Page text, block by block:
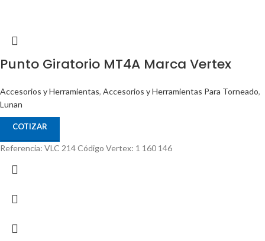
Punto Giratorio MT4A Marca Vertex
Accesorios y Herramientas, Accesorios y Herramientas Para Torneado,
Lunan
COTIZAR
Referencia: VLC 214 Código Vertex: 1 160 146